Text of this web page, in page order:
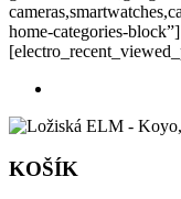
home-categories-block”]
KOŠÍK